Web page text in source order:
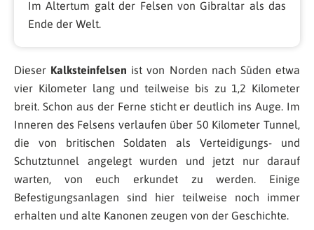
Im Altertum galt der Felsen von Gibraltar als das
Ende der Welt.
Dieser Kalksteinfelsen ist von Norden nach Süden etwa
vier Kilometer lang und teilweise bis zu 1,2 Kilometer
breit. Schon aus der Ferne sticht er deutlich ins Auge. Im
Inneren des Felsens verlaufen über 50 Kilometer Tunnel,
die von britischen Soldaten als Verteidigungs- und
Schutztunnel angelegt wurden und jetzt nur darauf
warten, von euch erkundet zu werden. Einige
Befestigungsanlagen sind hier teilweise noch immer
erhalten und alte Kanonen zeugen von der Geschichte.